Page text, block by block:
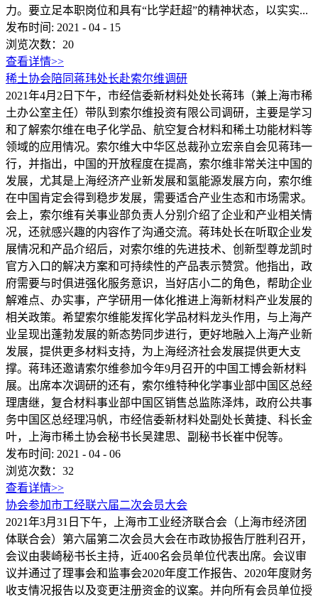
力。要立足本职岗位和具有“比学赶超”的精神状态，以实实...
发布时间: 2021 - 04 - 15
浏览次数： 20
查看详情>>
稀土协会陪同蒋玮处长赴索尔维调研
2021年4月2日下午，市经信委新材料处处长蒋玮（兼上海市稀
土办公室主任）带队到索尔维投资有限公司调研，主要是学习
和了解索尔维在电子化学品、航空复合材料和稀土功能材料等
领域的应用情况。索尔维大中华区总裁孙立宏亲自会见蒋玮一
行，并指出，中国的开放程度在提高，索尔维非常关注中国的
发展，尤其是上海经济产业新发展和氢能源发展方向，索尔维
在中国肯定会得到稳步发展，需要适合产业生态和市场需求。
会上，索尔维有关事业部负责人分别介绍了企业和产业相关情
况，还就感兴趣的内容作了沟通交流。蒋玮处长在听取企业发
展情况和产品介绍后，对索尔维的先进技术、创新型尊龙凯时
官方入口的解决方案和可持续性的产品表示赞赏。他指出，政
府需要与时俱进强化服务意识，当好店小二的角色，帮助企业
解难点、办实事，产学研用一体化推进上海新材料产业发展的
相关政策。希望索尔维能发挥化学品材料龙头作用，与上海产
业呈现出蓬勃发展的新态势同步进行，更好地融入上海产业新
发展，提供更多材料支持，为上海经济社会发展提供更大支
撑。蒋玮还邀请索尔维参加今年9月召开的中国工博会新材料
展。出席本次调研的还有，索尔维特种化学事业部中国区总经
理唐继，复合材料事业部中国区销售总监陈泽炜，政府公共事
务中国区总经理冯帆，市经信委新材料处副处长黄捷、科长金
叶，上海市稀土协会秘书长吴建思、副秘书长崔中倪等。
发布时间: 2021 - 04 - 06
浏览次数： 32
查看详情>>
协会参加市工经联六届二次会员大会
2021年3月31日下午，上海市工业经济联合会（上海市经济团
体联合会）第六届第二次会员大会在市政协报告厅胜利召开，
会议由裴崎秘书长主持，近400名会员单位代表出席。会议审
议并通过了理事会和监事会2020年度工作报告、2020年度财务
收支情况报告以及变更注册资金的议案。并向所有会员单位授